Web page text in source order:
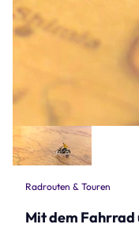
Radrouten & Touren
Mit dem Fahrrad